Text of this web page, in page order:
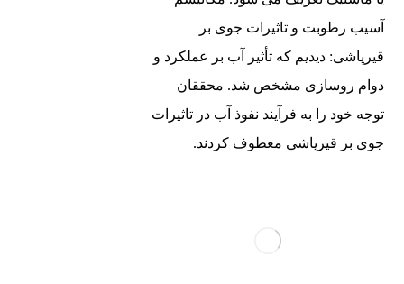
آسیب رطوبت و تاثیرات جوی بر
قیرپاشی: دیدیم که تأثیر آب بر عملکرد و
دوام روسازی مشخص شد. محققان
توجه خود را به فرآیند نفوذ آب در تاثیرات
جوی بر قیرپاشی معطوف کردند.